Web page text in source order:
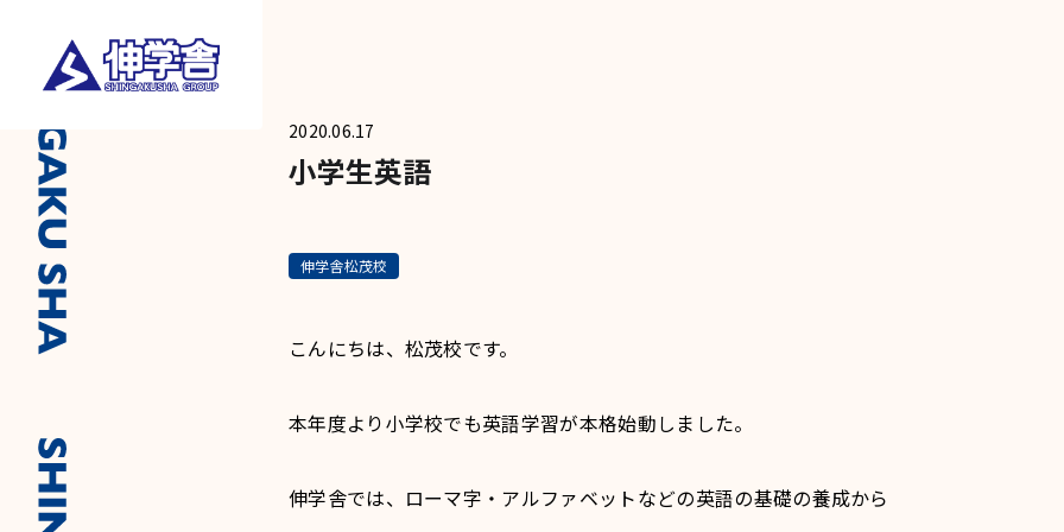
2020.06.17
小学生英語
伸学舎松茂校
こんにちは、松茂校です。
本年度より小学校でも英語学習が本格始動しました。
伸学舎では、ローマ字・アルファベットなどの英語の基礎の養成から